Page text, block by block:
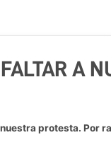
A
protesta. Por